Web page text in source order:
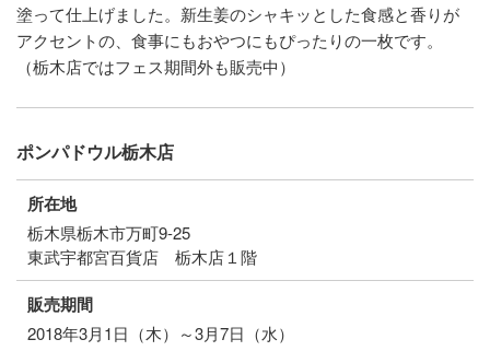
塗って仕上げました。新生姜のシャキッとした食感と香りが
アクセントの、食事にもおやつにもぴったりの一枚です。
（栃木店ではフェス期間外も販売中）
ポンパドウル栃木店
所在地
栃木県栃木市万町9-25
東武宇都宮百貨店 栃木店１階
販売期間
2018年3月1日（木）～3月7日（水）